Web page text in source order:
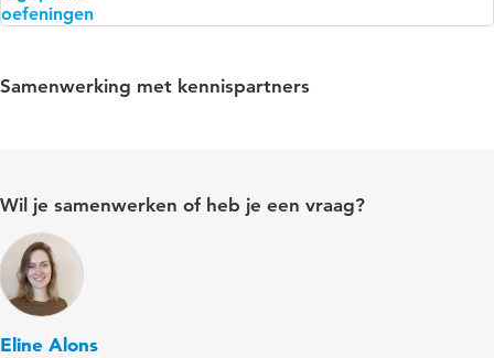
Samenwerking met kennispartners
Wil je samenwerken of heb je een vraag?
Eline Alons